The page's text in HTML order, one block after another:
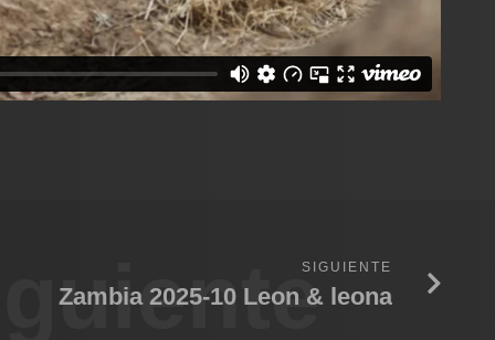
SIGUIENTE
Zambia 2025-10 Leon & leona